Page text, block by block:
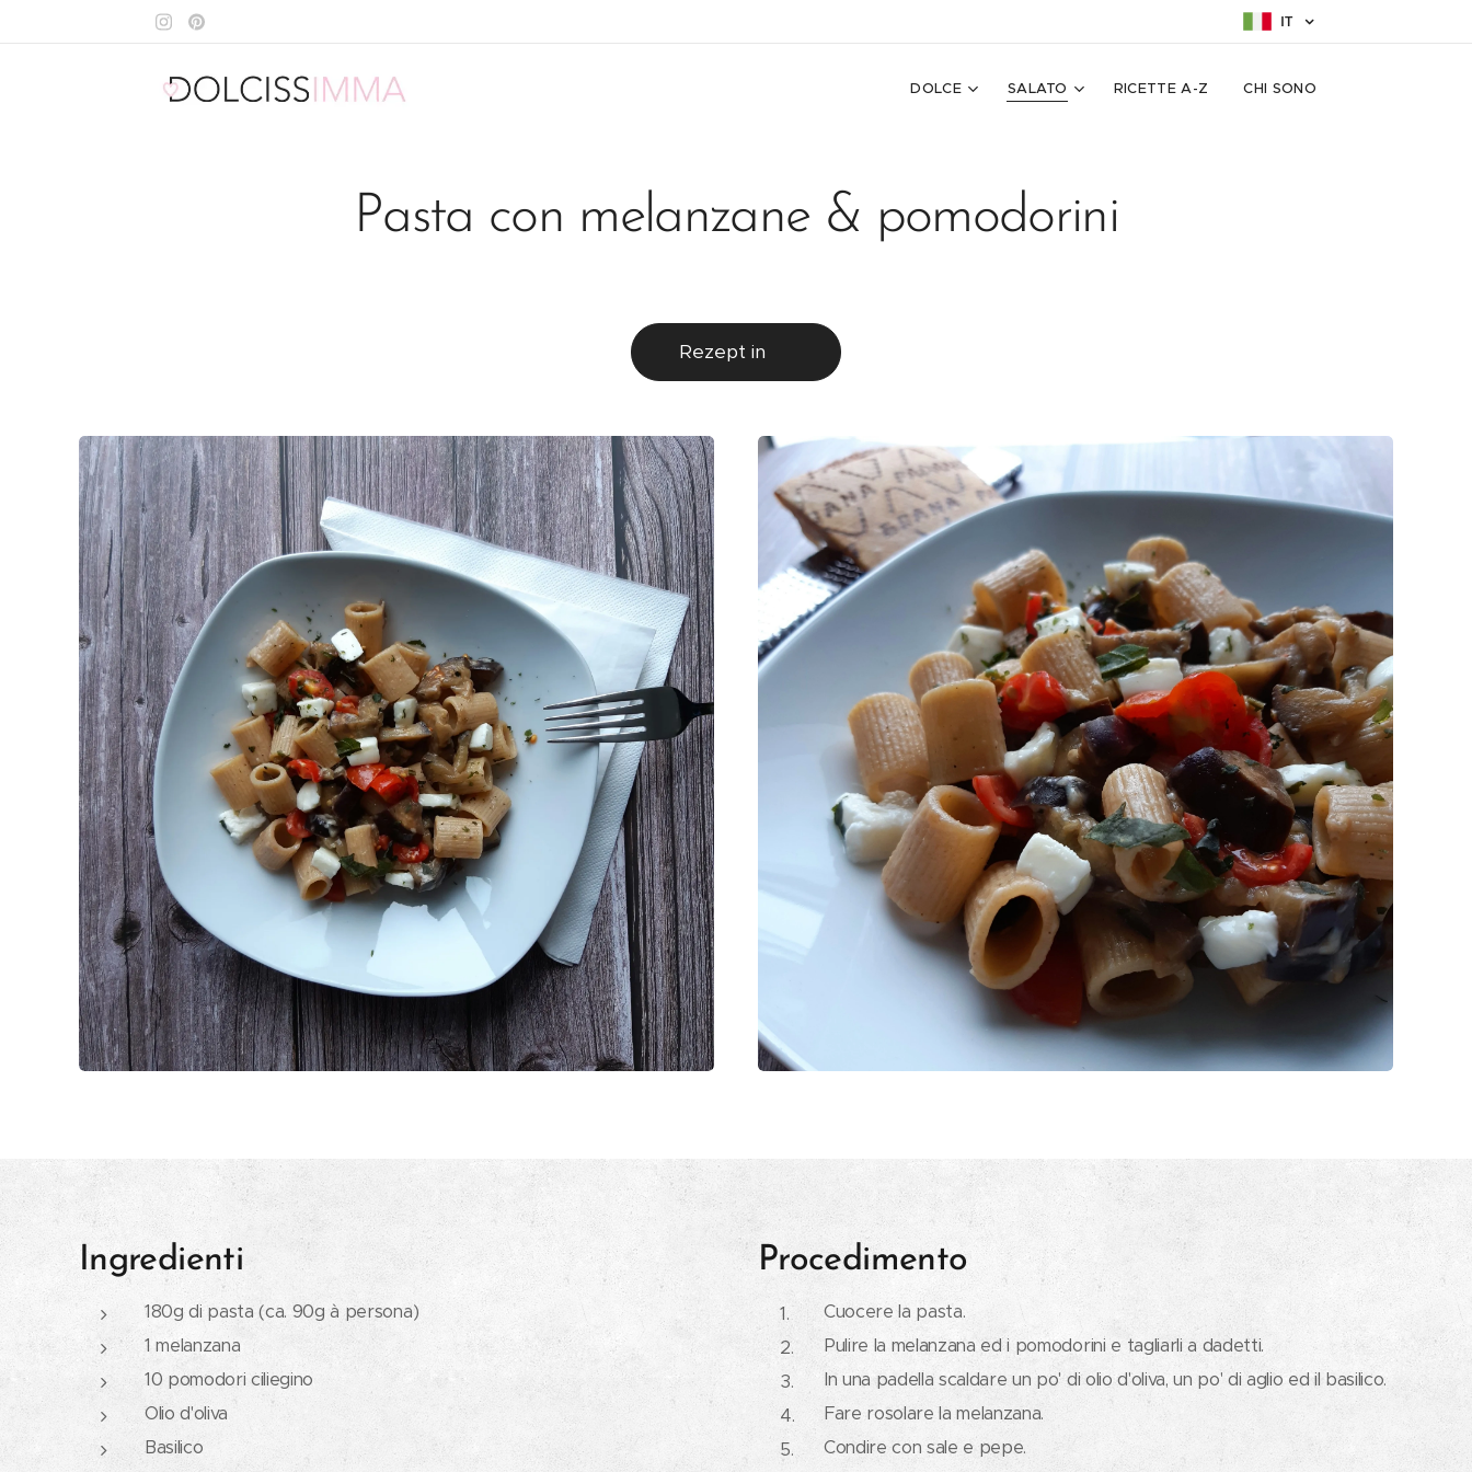
IT
DOLCE SALATO RICETTE A-Z CHI SONO
Pasta con melanzane & pomodorini
Rezept in 🇩🇪
Ingredienti
180g di pasta (ca. 90g à persona)
1 melanzana
10 pomodori ciliegino
Olio d'oliva
Basilico
Procedimento
Cuocere la pasta.
Pulire la melanzana ed i pomodorini e tagliarli a dadetti.
In una padella scaldare un po' di olio d'oliva, un po' di aglio ed il basilico.
Fare rosolare la melanzana.
Condire con sale e pepe.